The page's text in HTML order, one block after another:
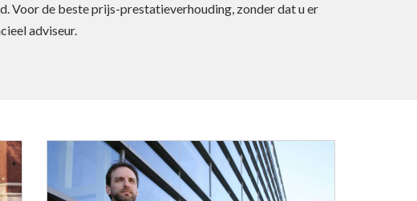
Voor de beste prijs-prestatieverhouding, zonder dat u er
adviseur.